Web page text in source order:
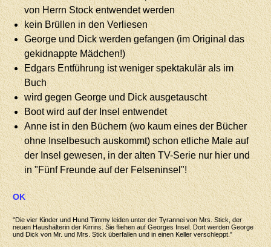
von Herrn Stock entwendet werden
kein Brüllen in den Verliesen
George und Dick werden gefangen (im Original das
gekidnappte Mädchen!)
Edgars Entführung ist weniger spektakulär als im
Buch
wird gegen George und Dick ausgetauscht
Boot wird auf der Insel entwendet
Anne ist in den Büchern (wo kaum eines der Bücher
ohne Inselbesuch auskommt) schon etliche Male auf
der Insel gewesen, in der alten TV-Serie nur hier und
in "Fünf Freunde auf der Felseninsel"!
OK
"Die vier Kinder und Hund Timmy leiden unter der Tyrannei von Mrs. Stick, der
neuen Haushälterin der Kirrins. Sie fliehen auf Georges Insel. Dort werden George
und Dick von Mr. und Mrs. Stick überfallen und in einen Keller verschleppt."